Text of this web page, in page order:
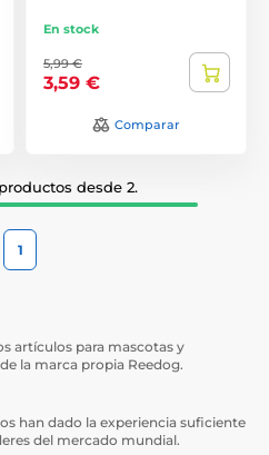
En stock
5,99 €
3,59 €
Comparar
desde 2.
1
artículos para mascotas y
la marca propia Reedog.
han dado la experiencia suficiente
del mercado mundial.